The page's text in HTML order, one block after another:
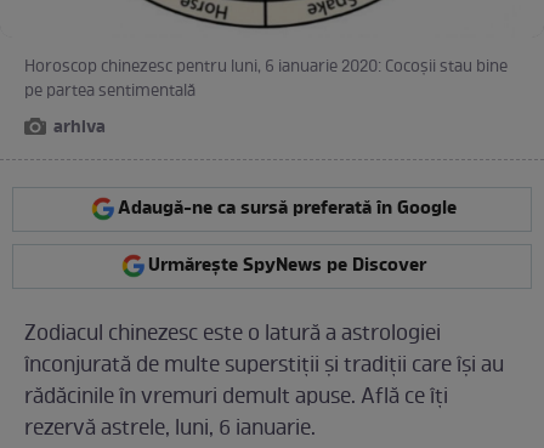
Horoscop chinezesc pentru luni, 6 ianuarie 2020: Cocoșii stau bine
pe partea sentimentală
arhiva
Adaugă-ne ca sursă preferată în Google
Urmărește SpyNews pe Discover
Zodiacul chinezesc este o latură a astrologiei
înconjurată de multe superstiții şi tradiţii care îşi au
rădăcinile în vremuri demult apuse. Află ce îți
rezervă astrele, luni, 6 ianuarie.